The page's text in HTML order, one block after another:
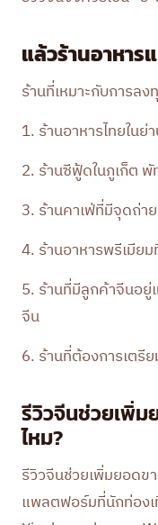
แล้วร้านอาหาร
ร้านที่เหมาะกับการล
1. ร้านอาหารไทยในย่
2. ร้านซีฟู้ดในภูเก็ต พั
3. ร้านคาเฟ่ที่มีจุดถ่า
4. ร้านอาหารพรีเมีย
5. ร้านที่มีลูกค้าจีนอยู่
จีน
6. ร้านที่ต้องการเตรี
รีวิวจีนช่วยเพิ่ม
ไหม?
รีวิวจีนช่วยเพิ่มยอดข
แพลตฟอร์มที่นักท่องเ